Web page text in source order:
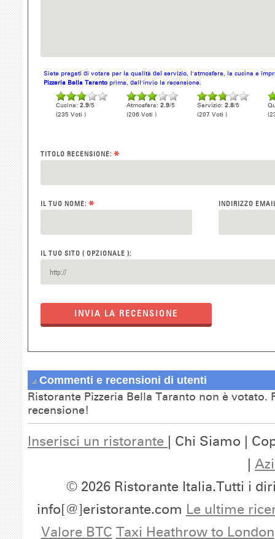
Siete pregati di votare per la qualità del servizio, l'atmosfera, la cucina e
Pizzeria Bella Taranto prima, dell'invio la recensione.
Cucina: 2.9/5
(235 Voti )
Atmosfera: 2.9/5
(206 Voti )
Servizio: 2.8/5
(207 Voti )
TITOLO RECENSIONE: *
IL TUO NOME: * INDIRIZZO
IL TUO SITO ( OPZIONALE ):
INVIA LA RECENSIONE
Commenti e recensioni di utenti
Ristorante Pizzeria Bella Taranto non è votato.
recensione!
Inserisci un ristorante | Chi Siamo |
|
© 2026 Ristorante Italia.Tutti i
info[@]eristorante.com Le ultime
Valore BTC Taxi Heathrow to London